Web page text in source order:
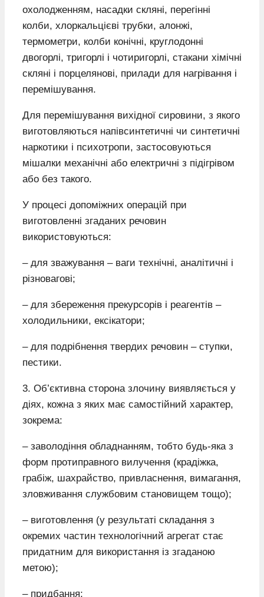
охолодженням, насадки скляні, перегінні
колби, хлоркальцієві трубки, алонжі,
термометри, колби конічні, круглодонні
двогорлі, тригорлі і чотиригорлі, стакани хімічні
скляні і порцелянові, прилади для нагрівання і
перемішування.
Для перемішування вихідної сировини, з якого
виготовляються напівсинтетичні чи синтетичні
наркотики і психотропи, застосовуються
мішалки механічні або електричні з підігрівом
або без такого.
У процесі допоміжних операцій при
виготовленні згаданих речовин
використовуються:
– для зважування – ваги технічні, аналітичні і
різновагові;
– для збереження прекурсорів і реагентів –
холодильники, ексікатори;
– для подрібнення твердих речовин – ступки,
пестики.
3. Об’єктивна сторона злочину виявляється у
діях, кожна з яких має самостійний характер,
зокрема:
– заволодіння обладнанням, тобто будь-яка з
форм протиправного вилучення (крадіжка,
грабіж, шахрайство, привласнення, вимагання,
зловживання службовим становищем тощо);
– виготовлення (у результаті складання з
окремих частин технологічний агрегат стає
придатним для використання із згаданою
метою);
– придбання;